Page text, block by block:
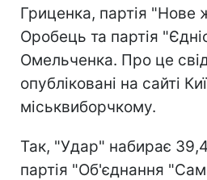
Гриценка, партія "Нове
Оробець та партія
Омельченка. Про це
опубліковані на сайті
міськвиборчкому.
Так, "Удар" набирає
партія "Об'єднання